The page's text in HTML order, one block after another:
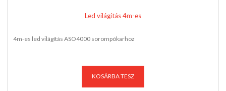
Led világítás 4m-es
4m-es led világítás ASO4000 sorompókarhoz
KOSÁRBA TESZ